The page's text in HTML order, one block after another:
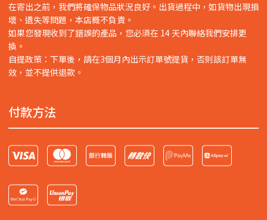
在寄出之前，我們將確保物品狀況良好。出貨過程中，如貨物出現損
壞、遺失等問題，本店概不負責。
如果您發現收到了錯誤的產品，您必須在 14 天內聯絡我們安排更
換。
自提政策：下單後，請在3個月內出示訂單號提貨，否則該訂單無
效，並不提供退款。
付款方法